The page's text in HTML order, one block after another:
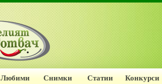
Любими Снимки Статии Конкурси